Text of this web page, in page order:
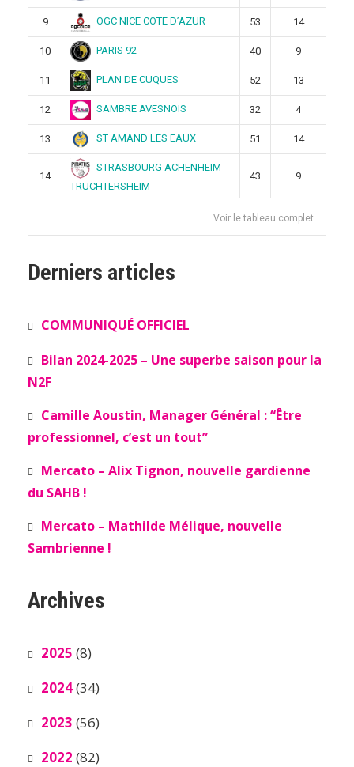
9 OGC NICE COTE D’AZUR 53 14
10 PARIS 92 40 9
11 PLAN DE CUQUES 52 13
12 SAMBRE AVESNOIS 32 4
13 ST AMAND LES EAUX 51 14
14
STRASBOURG ACHENHEIM
TRUCHTERSHEIM
43 9
Voir le tableau complet
Derniers articles
COMMUNIQUÉ OFFICIEL
Bilan 2024-2025 – Une superbe saison pour la
N2F
Camille Aoustin, Manager Général : “Être
professionnel, c’est un tout”
Mercato – Alix Tignon, nouvelle gardienne
du SAHB !
Mercato – Mathilde Mélique, nouvelle
Sambrienne !
Archives
2025 (8)
2024(34)
2023 (56)
2022 (82)